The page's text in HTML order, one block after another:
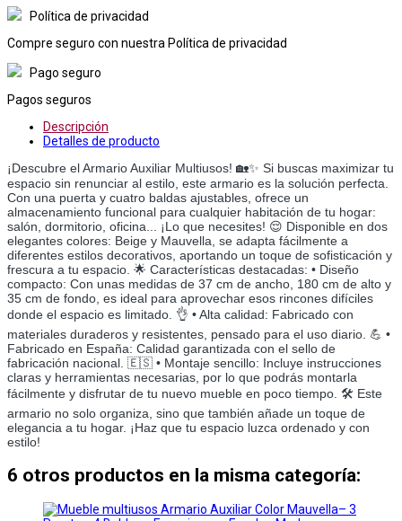
Política de privacidad
Compre seguro con nuestra Política de privacidad
Pago seguro
Pagos seguros
Descripción
Detalles de producto
¡Descubre el Armario Auxiliar Multiusos! 🏡✨ Si buscas maximizar tu
espacio sin renunciar al estilo, este armario es la solución perfecta.
Con una puerta y cuatro baldas ajustables, ofrece un
almacenamiento funcional para cualquier habitación de tu hogar:
salón, dormitorio, oficina... ¡Lo que necesites! 😌 Disponible en dos
elegantes colores: Beige y Mauvella, se adapta fácilmente a
diferentes estilos decorativos, aportando un toque de sofisticación y
frescura a tu espacio. 🌟 Características destacadas: • Diseño
compacto: Con unas medidas de 37 cm de ancho, 180 cm de alto y
35 cm de fondo, es ideal para aprovechar esos rincones difíciles
donde el espacio es limitado. 👌 • Alta calidad: Fabricado con
materiales duraderos y resistentes, pensado para el uso diario. 💪 •
Fabricado en España: Calidad garantizada con el sello de
fabricación nacional. 🇪🇸 • Montaje sencillo: Incluye instrucciones
claras y herramientas necesarias, por lo que podrás montarla
fácilmente y disfrutar de tu nuevo mueble en poco tiempo. 🛠️ Este
armario no solo organiza, sino que también añade un toque de
elegancia a tu hogar. ¡Haz que tu espacio luzca ordenado y con
estilo!
6 otros productos en la misma categoría: